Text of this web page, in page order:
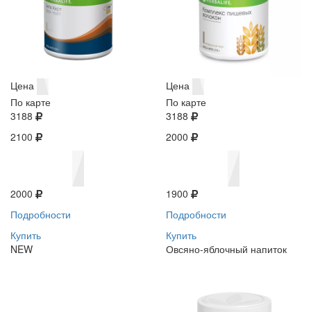
Цена
По карте
3188
2100
2000
Подробности
Купить
NEW
Цена
По карте
3188
2000
1900
Подробности
Купить
Овсяно-яблочный напиток